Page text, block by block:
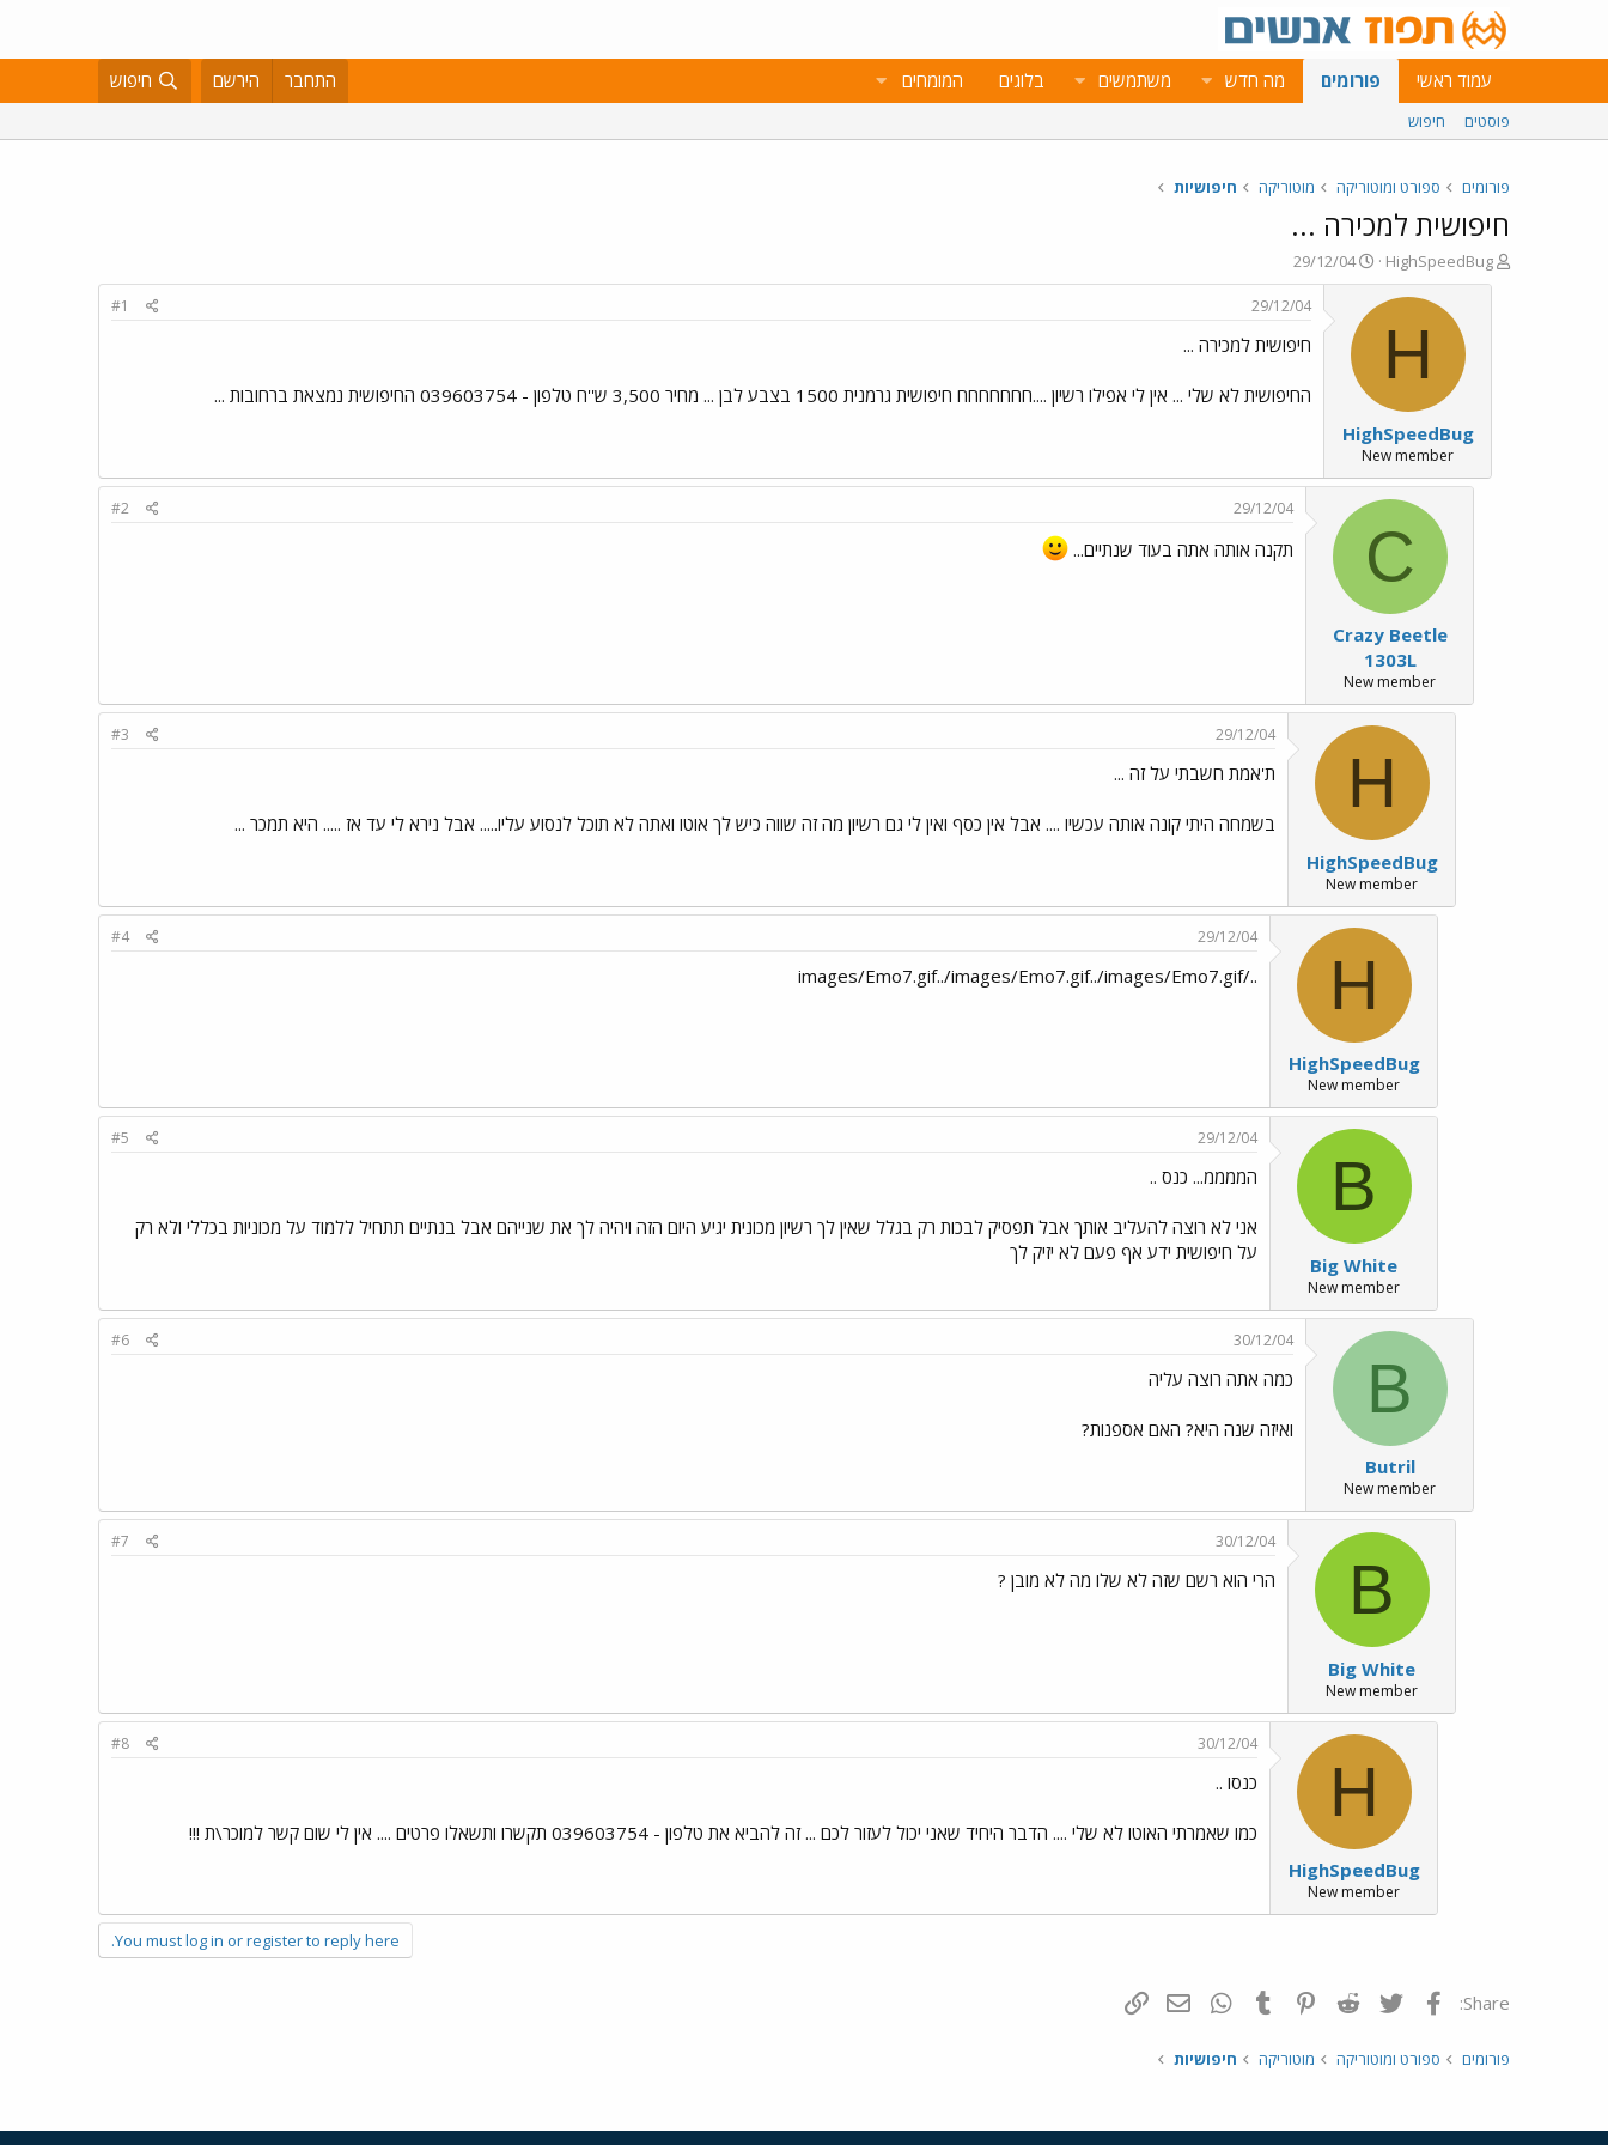
עמוד ראשי פורומים מה חדש משתמשים בלוגים המומחים התחבר הירשם חיפוש
פוסטים חיפוש
פורומים ספורט ומוטוריקה מוטוריקה חיפושיות
חיפושית למכירה ...
פ
ו
HighSpeedBug
פ
ו
ס
ם
ב
ר
ך
29/12/04
H
HighSpeedBug
New member
29/12/04
#1
חיפושית למכירה ...
החיפושית לא שלי ... אין לי אפילו רשיון ....חחחחחחח חיפושית גרמנית 1500 בצבע לבן ... מחיר 3,500 ש''ח טלפון - 039603754 החיפושית נמצאת ברחובות ...
C
Crazy Beetle
1303L
New member
29/12/04
#2
תקנה אותה אתה בעוד שנתיים...
H
HighSpeedBug
New member
29/12/04
#3
ת'אמת חשבתי על זה ...
בשמחה היתי קונה אותה עכשיו .... אבל אין כסף ואין לי גם רשיון מה זה שווה כיש לך אוטו ואתה לא תוכל לנסוע עליו..... אבל נירא לי עד אז ..... היא תמכר ...
H
HighSpeedBug
New member
29/12/04
#4
../images/Emo7.gif../images/Emo7.gif../images/Emo7.gif
B
Big White
New member
29/12/04
#5
הממממ... כנס ..
אני לא רוצה להעליב אותך אבל תפסיק לבכות רק בגלל שאין לך רשיון מכונית יגיע היום הזה ויהיה לך את שנייהם אבל בנתיים תתחיל ללמוד על מכוניות בכללי ולא רק
על חיפושית ידע אף פעם לא יזיק לך
B
Butril
New member
30/12/04
#6
כמה אתה רוצה עליה
ואיזה שנה היא? האם אספנות?
B
Big White
New member
30/12/04
#7
הרי הוא רשם שזה לא שלו מה לא מובן ?
H
HighSpeedBug
New member
30/12/04
#8
כנסו ..
כמו שאמרתי האוטו לא שלי .... הדבר היחיד שאני יכול לעזור לכם ... זה להביא את טלפון - 039603754 תקשרו ותשאלו פרטים .... אין לי שום קשר למוכר\ת !!!
You must log in or register to reply here.
Share: פייסבוק Twitter
Reddit
Pinterest
Tumblr
WhatsAppדואר אלקטרוני
פורומים ספורט ומוטוריקה מוטוריקה חיפושיות